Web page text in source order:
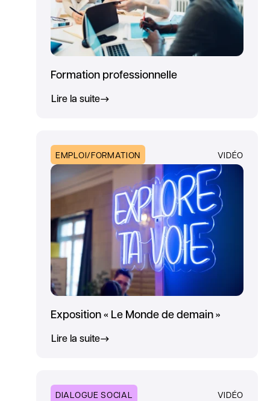
Formation professionnelle
Lire la suite
EMPLOI/FORMATION VIDÉO
Exposition « Le Monde de demain »
Lire la suite
DIALOGUE SOCIAL VIDÉO